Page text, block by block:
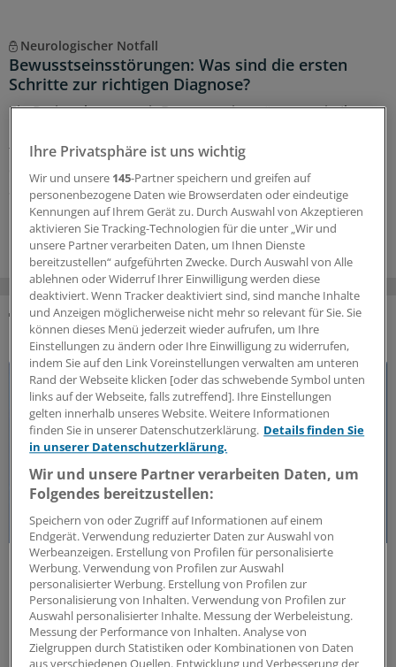
Neurologischer Notfall
Bewusstseinsstörungen: Was sind die ersten
Schritte zur richtigen Diagnose?
Ein Patient kommt mit Bewusstseinsstörungen in Ihre
fasst ein Notfallmediziner zusammen – und erinnert an
den zweithäufigsten neurologischen Notfall nach dem
Schlaganfall.
12.06.2026
DAS KÖNNTE SIE AUCH INTERESSIEREN
50 Jahre Jung-Preis
Freiheit als Voraussetzung für medizinischen
Fortschritt
Seit 50 Jahren zeichnet die Jung-Stiftung Forschung
aus, die neue Wege in der Medizin eröffnet. Warum
Ihre Privatsphäre ist uns wichtig
Wir und unsere 145-Partner speichern und greifen auf
personenbezogene Daten wie Browserdaten oder eindeutige
Kennungen auf Ihrem Gerät zu. Durch Auswahl von Akzeptieren
aktivieren Sie Tracking-Technologien für die unter „Wir und
unsere Partner verarbeiten Daten, um Ihnen Dienste
bereitzustellen“ aufgeführten Zwecke. Durch Auswahl von Alle
ablehnen oder Widerruf Ihrer Einwilligung werden diese
deaktiviert. Wenn Tracker deaktiviert sind, sind manche Inhalte
und Anzeigen möglicherweise nicht mehr so relevant für Sie. Sie
können dieses Menü jederzeit wieder aufrufen, um Ihre
Einstellungen zu ändern oder Ihre Einwilligung zu widerrufen,
indem Sie auf den Link Voreinstellungen verwalten am unteren
Rand der Webseite klicken [oder das schwebende Symbol unten
links auf der Webseite, falls zutreffend]. Ihre Einstellungen
gelten innerhalb unseres Website. Weitere Informationen
finden Sie in unserer Datenschutzerklärung. Details finden Sie
in unserer Datenschutzerklärung.
Wir und unsere Partner verarbeiten Daten, um
Folgendes bereitzustellen:
Speichern von oder Zugriff auf Informationen auf einem
Endgerät. Verwendung reduzierter Daten zur Auswahl von
Werbeanzeigen. Erstellung von Profilen für personalisierte
Werbung. Verwendung von Profilen zur Auswahl
personalisierter Werbung. Erstellung von Profilen zur
Personalisierung von Inhalten. Verwendung von Profilen zur
Auswahl personalisierter Inhalte. Messung der Werbeleistung.
Messung der Performance von Inhalten. Analyse von
Zielgruppen durch Statistiken oder Kombinationen von Daten
aus verschiedenen Quellen. Entwicklung und Verbesserung der